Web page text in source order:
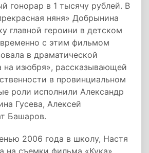
гонорар в 1 тысячу рублей. В
няня» Добрынина
главной героини в детском
с этим фильмом
в драматической
на изюбря», рассказывающей
в провинциальном
роли исполнили Александр
Гусева, Алексей
Башаров.
2006 года в школу, Настя
на съемки фильма «Кука».